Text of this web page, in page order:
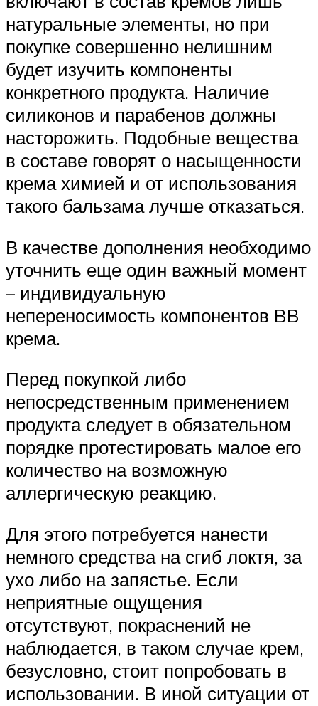
натуральные элементы, но при
покупке совершенно нелишним
будет изучить компоненты
конкретного продукта. Наличие
силиконов и парабенов должны
насторожить. Подобные вещества
в составе говорят о насыщенности
крема химией и от использования
такого бальзама лучше отказаться.
В качестве дополнения необходимо
уточнить еще один важный момент
– индивидуальную
непереносимость компонентов BB
крема.
Перед покупкой либо
непосредственным применением
продукта следует в обязательном
порядке протестировать малое его
количество на возможную
аллергическую реакцию.
Для этого потребуется нанести
немного средства на сгиб локтя, за
ухо либо на запястье. Если
неприятные ощущения
отсутствуют, покраснений не
наблюдается, в таком случае крем,
безусловно, стоит попробовать в
использовании. В иной ситуации от